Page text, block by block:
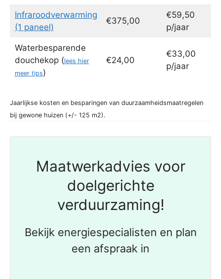
Infraroodverwarming
(1 paneel)
€375,00
€59,50
p/jaar
Waterbesparende
douchekop (lees hier
meer tips)
€24,00
€33,00
p/jaar
Jaarlijkse kosten en besparingen van duurzaamheidsmaatregelen
bij gewone huizen (+/- 125 m2).
Maatwerkadvies voor
doelgerichte
verduurzaming!
Bekijk energiespecialisten en plan
een afspraak in